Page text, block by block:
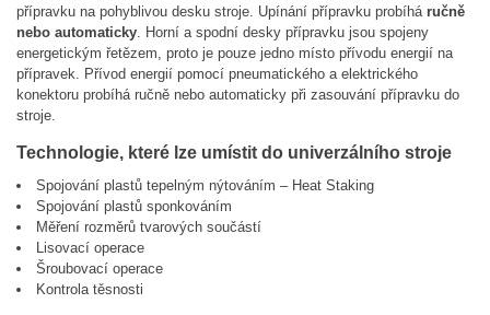
přípravku na pohyblivou desku stroje. Upínání přípravku probíhá ručně
nebo automaticky . Horní a spodní desky přípravku jsou spojeny
energetickým řetězem, proto je pouze jedno místo přívodu energií na
přípravek. Přívod energií pomocí pneumatického a elektrického
konektoru probíhá ručně nebo automaticky při zasouvání přípravku do
stroje.
Technologie, které lze umístit do univerzálního stroje
Spojování plastů tepelným nýtováním – Heat Staking
Spojování plastů sponkováním
Měření rozměrů tvarových součástí
Lisovací operace
Šroubovací operace
Kontrola těsnosti